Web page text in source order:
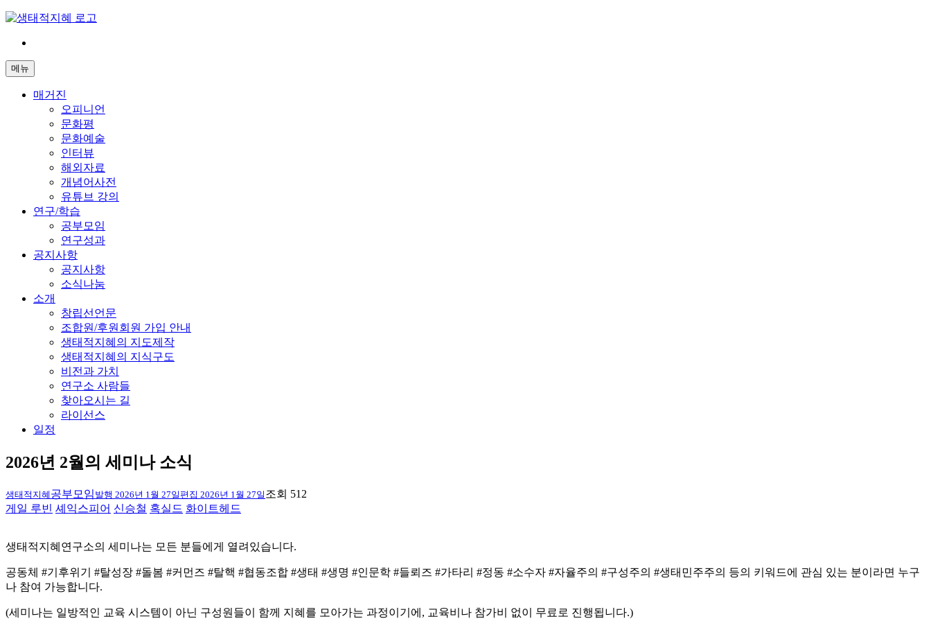
Skip
content
은
메뉴
매거진
오피니언
문화평
문화예술
인터뷰
해외자료
개념어사전
유튜브 강의
연구/학습
공부모임
연구성과
공지사항
공지사항
소식나눔
소개
창립선언문
조합원/후원회원 가입 안내
생태적지혜의 지도제작
생태적지혜의 지식구도
비전과 가치
연구소 사람들
찾아오시는 길
라이선스
일정
2026년 2월의 세미나 소식
생태적지혜 공부모임 발행 2026년 1월 27일 편집 2026년 1월 27일 조회 512
게일 루빈 셰익스피어 신승철 혹실드 화이트헤드
생태적지혜연구소의 세미나는 모든 분들에게 열려있습니다.
공동체 #기후위기 #탈성장 #돌봄 #커먼즈 #탈핵 #협동조합 #생태 #생명 #인문학 #들뢰즈 #가타리 #정동 #소수자 #자율주의 #구성주의 #생태민주주의 등의 키워드에 관심 있는 분이라면 누구
나 참여 가능합니다.
(세미나는 일방적인 교육 시스템이 아닌 구성원들이 함께 지혜를 모아가는 과정이기에, 교육비나 참가비 없이 무료로 진행됩니다.)